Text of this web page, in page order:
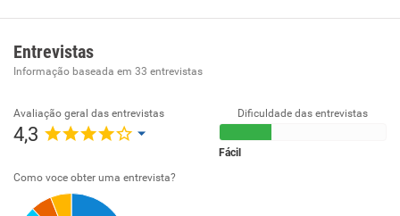
Entrevistas
Informação baseada em 33 entrevistas
Avaliação geral das entrevistas
4,3
Dificuldade das entrevistas
Fácil
Como voce obter uma entrevista?